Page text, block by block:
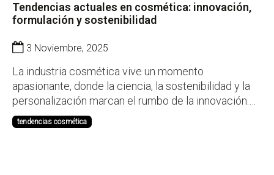
Tendencias actuales en cosmética: innovación,
formulación y sostenibilidad
3 Noviembre, 2025
La industria cosmética vive un momento
apasionante, donde la ciencia, la sostenibilidad y la
personalización marcan el rumbo de la innovación.
Desde LEMMEL S.A., con más de un siglo de
experiencia en la distribución de materias primas
tendencias cosmética